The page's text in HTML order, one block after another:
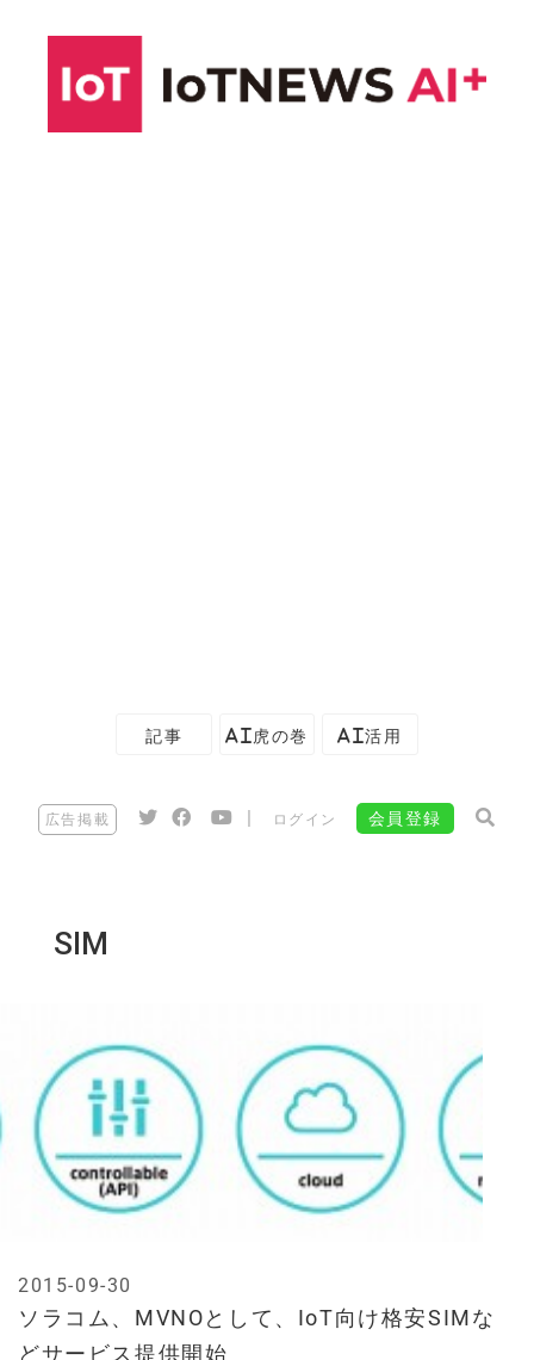
記事 AI虎の巻 AI活用
広告掲載 ログイン 会員登録
SIM
ソラコム、MVNOとして、IoT向け格安SIMな
どサービス提供開始
2015-09-30